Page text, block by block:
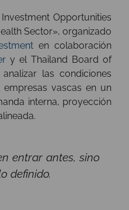
Opportunities
Sector», organizado
en colaboración
y el Thailand Board of
las condiciones
vascas en un
interna, proyección
entrar antes, sino
definido.